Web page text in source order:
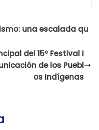
una escalada qu
del 15º Festival I
de los Puebl
os Indígenas